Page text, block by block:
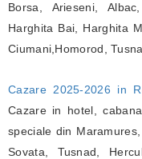
Borsa, Arieseni,
Harghita Bai, Harghita
Ciumani,Homorod,
Cazare 2025-2026 in
Cazare in hotel,
speciale din
Sovata, Tusnad,